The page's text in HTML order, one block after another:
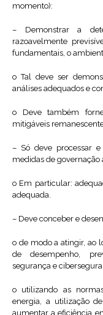
momento):
– Demonstrar a
razoavelmente
fundamentais, o
o Tal deve ser
análises adequados e
o Deve também
mitigáveis
– Só deve processar
medidas de
o Em particular:
adequada.
– Deve conceber e
o de modo a atingir, ao
de desempenho,
segurança e
o utilizando as
energia, a utilização
aumentar a eficiência